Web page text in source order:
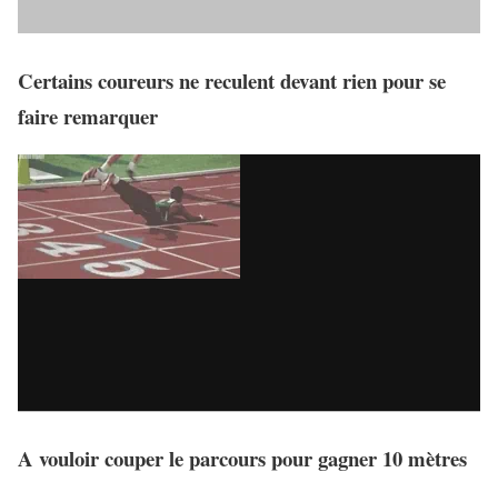
Certains coureurs ne reculent devant rien pour se
faire remarquer
A vouloir couper le parcours pour gagner 10 mètres